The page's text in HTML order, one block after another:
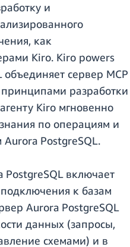
и
как
Kiro. Kiro powers
сервер MCP
разработки
Kiro мгновенно
по операциям и
PostgreSQL.
PostgreSQL включает
к базам
Aurora PostgreSQL
данных (запросы,
схемами) и в